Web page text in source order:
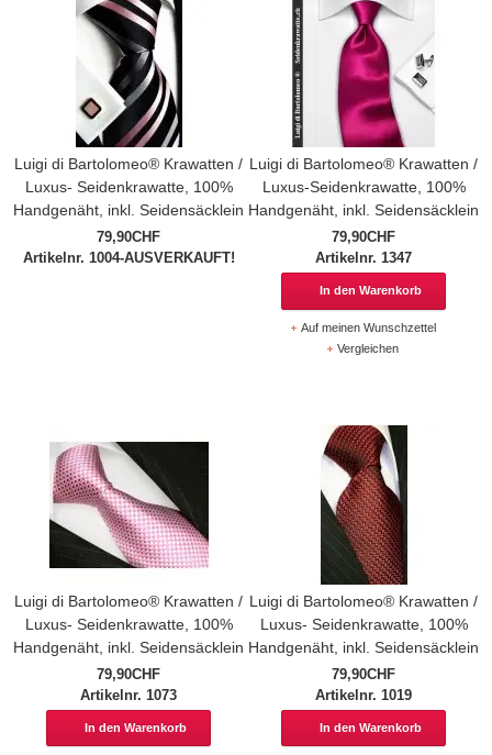
Luigi di Bartolomeo® Krawatten /
Luxus- Seidenkrawatte, 100%
Handgenäht, inkl. Seidensäcklein
79,90CHF
Artikelnr. 1004-AUSVERKAUFT!
Luigi di Bartolomeo® Krawatten /
Luxus-Seidenkrawatte, 100%
Handgenäht, inkl. Seidensäcklein
79,90CHF
Artikelnr. 1347
In den Warenkorb
Auf meinen Wunschzettel
Vergleichen
Luigi di Bartolomeo® Krawatten /
Luxus- Seidenkrawatte, 100%
Handgenäht, inkl. Seidensäcklein
79,90CHF
Artikelnr. 1073
In den Warenkorb
Luigi di Bartolomeo® Krawatten /
Luxus- Seidenkrawatte, 100%
Handgenäht, inkl. Seidensäcklein
79,90CHF
Artikelnr. 1019
In den Warenkorb